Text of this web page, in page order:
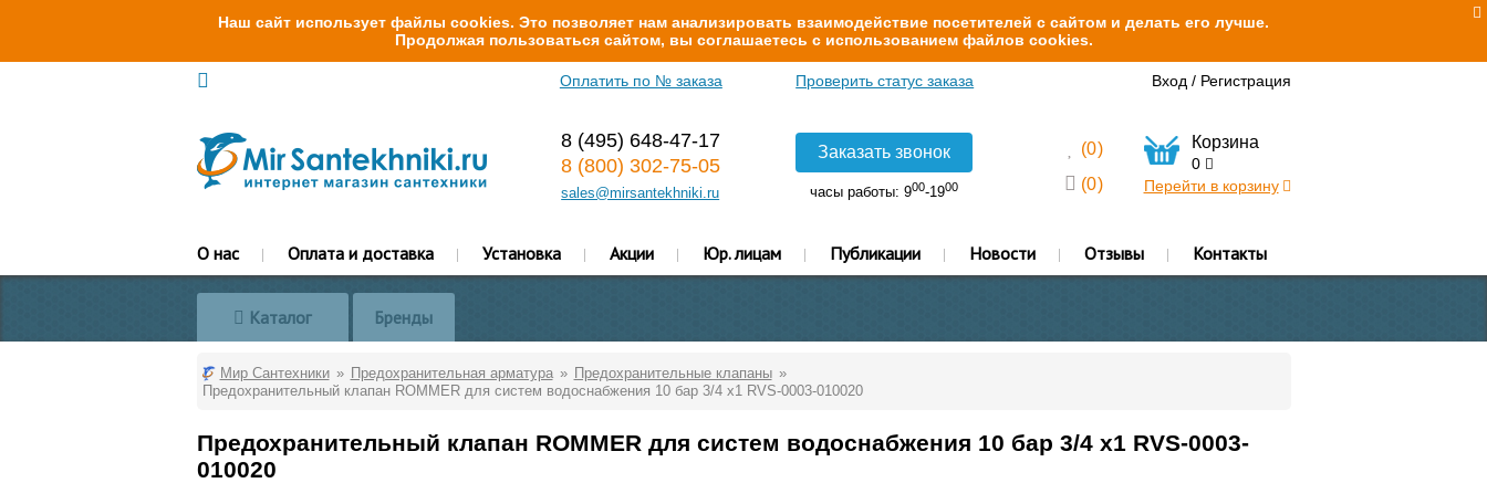
Наш сайт использует файлы cookies. Это позволяет нам анализировать взаимодействие посетителей с сайтом и делать его лучше.
Продолжая пользоваться сайтом, вы соглашаетесь с использованием файлов cookies.
Оплатить по № заказа Проверить статус заказа Вход / Регистрация
8 (495) 648-47-17
8 (800) 302-75-05
sales@mirsantekhniki.ru
Заказать звонок
часы работы: 900-1900
(0)
(0)
Корзина
0
Перейти в корзину
О нас Оплата и доставка Установка Акции Юр. лицам Публикации Новости Отзывы Контакты
Каталог Бренды
Мир Сантехники Предохранительная арматура
Предохранительные клапаны
Предохранительный клапан ROMMER для систем водоснабжения 10 бар 3/4 x1 RVS-0003-010020
Предохранительный клапан ROMMER для систем водоснабжения 10 бар 3/4 x1 RVS-0003-
010020